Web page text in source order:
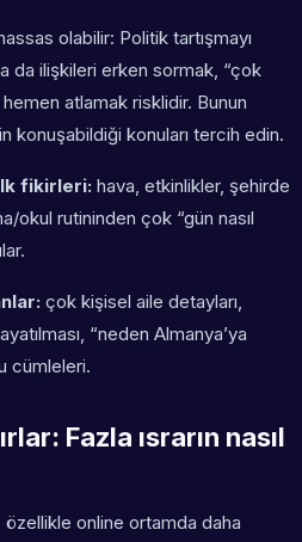
olabilir: Politik tartışmayı
da ilişkileri erken sormak, “çok
atlamak risklidir. Bunun
konuşabildiği konuları tercih edin.
fikirleri: hava, etkinlikler, şehirde
okul rutininden çok “gün nasıl
çok kişisel aile detayları,
“neden Almanya’ya
cümleleri.
Fazla ısrarın nasıl
özellikle online ortamda daha